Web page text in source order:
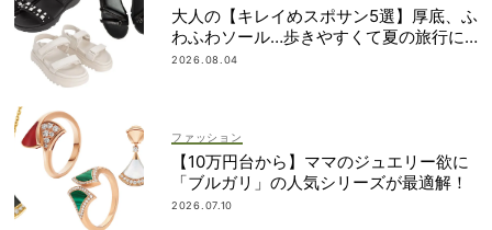
大人の【キレイめスポサン5選】厚底、ふ
わふわソール…歩きやすくて夏の旅行に
も！
2026.08.04
ファッション
【10万円台から】ママのジュエリー欲に
「ブルガリ」の人気シリーズが最適解！
2026.07.10